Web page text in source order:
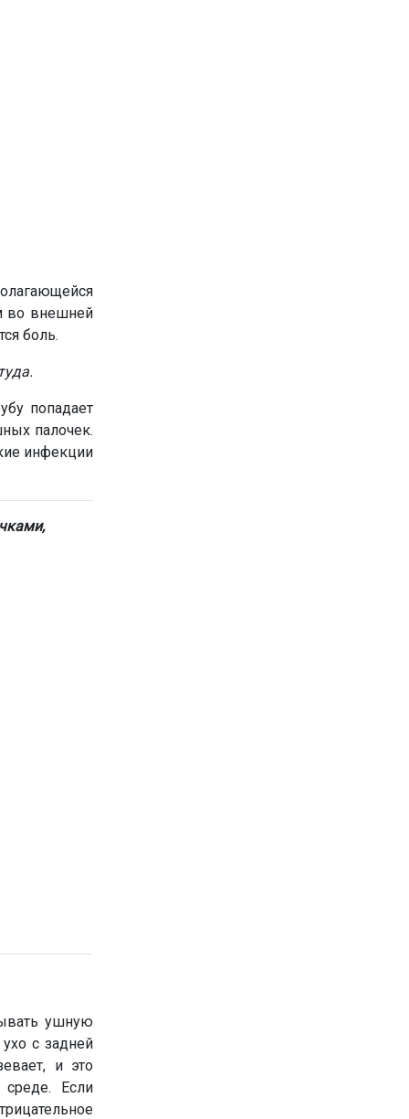
во внешней
боль.
попадает
палочек.
инфекции
ушную
с задней
и это
Если